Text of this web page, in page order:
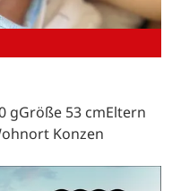
gGröße 53 cmEltern
Konzen